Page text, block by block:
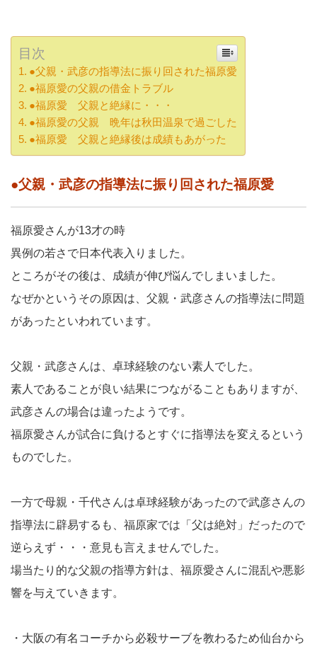
目次
●父親・武彦の指導法に振り回された福原愛
●福原愛の父親の借金トラブル
●福原愛 父親と絶縁に・・・
●福原愛の父親 晩年は秋田温泉で過ごした
●福原愛 父親と絶縁後は成績もあがった
●父親・武彦の指導法に振り回された福原愛
福原愛さんが13才の時
異例の若さで日本代表入りました。
ところがその後は、成績が伸び悩んでしまいました。
なぜかというその原因は、父親・武彦さんの指導法に問題
があったといわれています。
父親・武彦さんは、卓球経験のない素人でした。
素人であることが良い結果につながることもありますが、
武彦さんの場合は違ったようです。
福原愛さんが試合に負けるとすぐに指導法を変えるという
ものでした。
一方で母親・千代さんは卓球経験があったので武彦さんの
指導法に辟易するも、福原家では「父は絶対」だったので
逆らえず・・・意見も言えませんでした。
場当たり的な父親の指導方針は、福原愛さんに混乱や悪影
響を与えていきます。
・大阪の有名コーチから必殺サーブを教わるため仙台から